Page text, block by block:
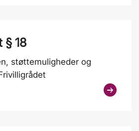
§ 18
støttemuligheder og